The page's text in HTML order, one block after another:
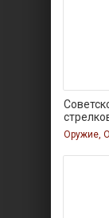
Оружие,